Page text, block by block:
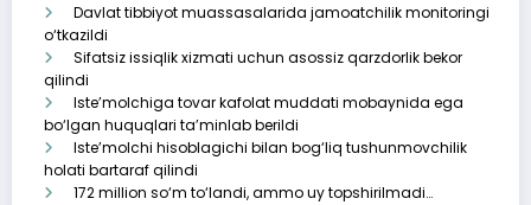
Davlat tibbiyot muassasalarida jamoatchilik monitoringi
o‘tkazildi
Sifatsiz issiqlik xizmati uchun asossiz qarzdorlik bekor
qilindi
Iste’molchiga tovar kafolat muddati mobaynida ega
bo‘lgan huquqlari ta’minlab berildi
Iste’molchi hisoblagichi bilan bog‘liq tushunmovchilik
holati bartaraf qilindi
172 million so‘m to‘landi, ammo uy topshirilmadi…